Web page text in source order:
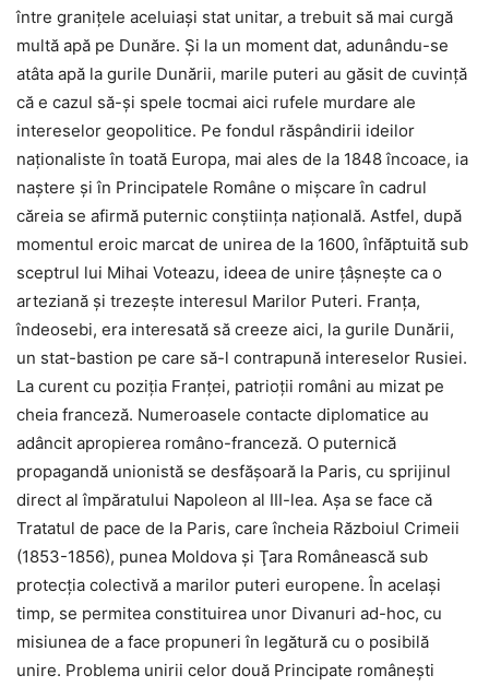
între graniţele aceluiaşi stat unitar, a trebuit să mai curgă
multă apă pe Dunăre. Şi la un moment dat, adunându-se
atâta apă la gurile Dunării, marile puteri au găsit de cuvinţă
că e cazul să-şi spele tocmai aici rufele murdare ale
intereselor geopolitice. Pe fondul răspândirii ideilor
naţionaliste în toată Europa, mai ales de la 1848 încoace, ia
naştere şi în Principatele Române o mişcare în cadrul
căreia se afirmă puternic conştiinţa naţională. Astfel, după
momentul eroic marcat de unirea de la 1600, înfăptuită sub
sceptrul lui Mihai Voteazu, ideea de unire ţâşneşte ca o
arteziană şi trezeşte interesul Marilor Puteri. Franţa,
îndeosebi, era interesată să creeze aici, la gurile Dunării,
un stat-bastion pe care să-l contrapună intereselor Rusiei.
La curent cu poziţia Franţei, patrioţii români au mizat pe
cheia franceză. Numeroasele contacte diplomatice au
adâncit apropierea româno-franceză. O puternică
propagandă unionistă se desfăşoară la Paris, cu sprijinul
direct al împăratului Napoleon al III-lea. Aşa se face că
Tratatul de pace de la Paris, care încheia Războiul Crimeii
(1853-1856), punea Moldova şi Ţara Românească sub
protecţia colectivă a marilor puteri europene. În acelaşi
timp, se permitea constituirea unor Divanuri ad-hoc, cu
misiunea de a face propuneri în legătură cu o posibilă
unire. Problema unirii celor două Principate româneşti